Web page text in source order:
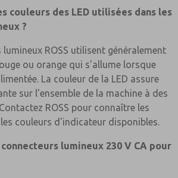
couleurs des LED utilisées dans les
?
lumineux ROSS utilisent généralement
ou orange qui s'allume lorsque
La couleur de la LED assure
sur l'ensemble de la machine à des
ROSS pour connaître les
couleurs d'indicateur disponibles.
lumineux 230 V CA pour